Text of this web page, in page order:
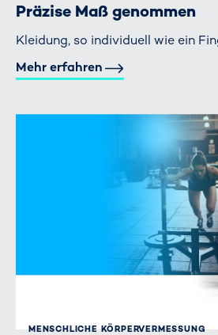
Präzise Maß genommen
Kleidung, so individuell wie ein
Mehr erfahren
MENSCHLICHE KÖRPER­VERMESSUNG